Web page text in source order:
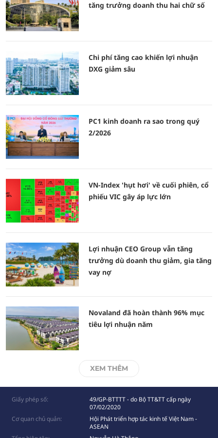
tăng trưởng doanh thu hai chữ số
Chi phí tăng cao khiến lợi nhuận
DXG giảm sâu
PC1 kinh doanh ra sao trong quý
2/2026
VN-Index 'hụt hơi' về cuối phiên, cổ
phiếu VIC gây áp lực lớn
Lợi nhuận CEO Group vẫn tăng
trưởng dù doanh thu giảm, gia tăng
vay nợ
Novaland đã hoàn thành 96% mục
tiêu lợi nhuận năm
XEM THÊM
Giấy phép số:
49/GP-BTTTT - do Bộ TT&TT cấp ngày
07/02/2020
Cơ quan chủ quản:
Hội Phát triển hợp tác kinh tế Việt Nam -
ASEAN